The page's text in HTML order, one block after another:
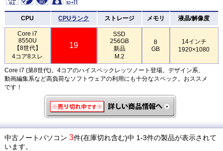
CPU CPUランク ストレージ メモリ 液晶/解像度
Core i7
8550U
【8世代】
4コア8スレ
19
SSD
256GB
新品
M.2
8
GB
14インチ
1920×1080
Core i7 (第8世代)。4コアのハイスペックレッツノート登場。デザイン系、
動画編集系など高負荷なソフトウェアの利用にも十分なスペック。おススメ
です！
中古ノートパソコン 3件(在庫切れ含む)中 1-3件の製品が表示されて
います。